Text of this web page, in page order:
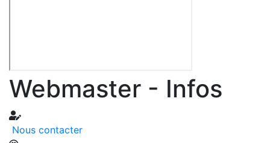
Webmaster - Infos
Nous contacter